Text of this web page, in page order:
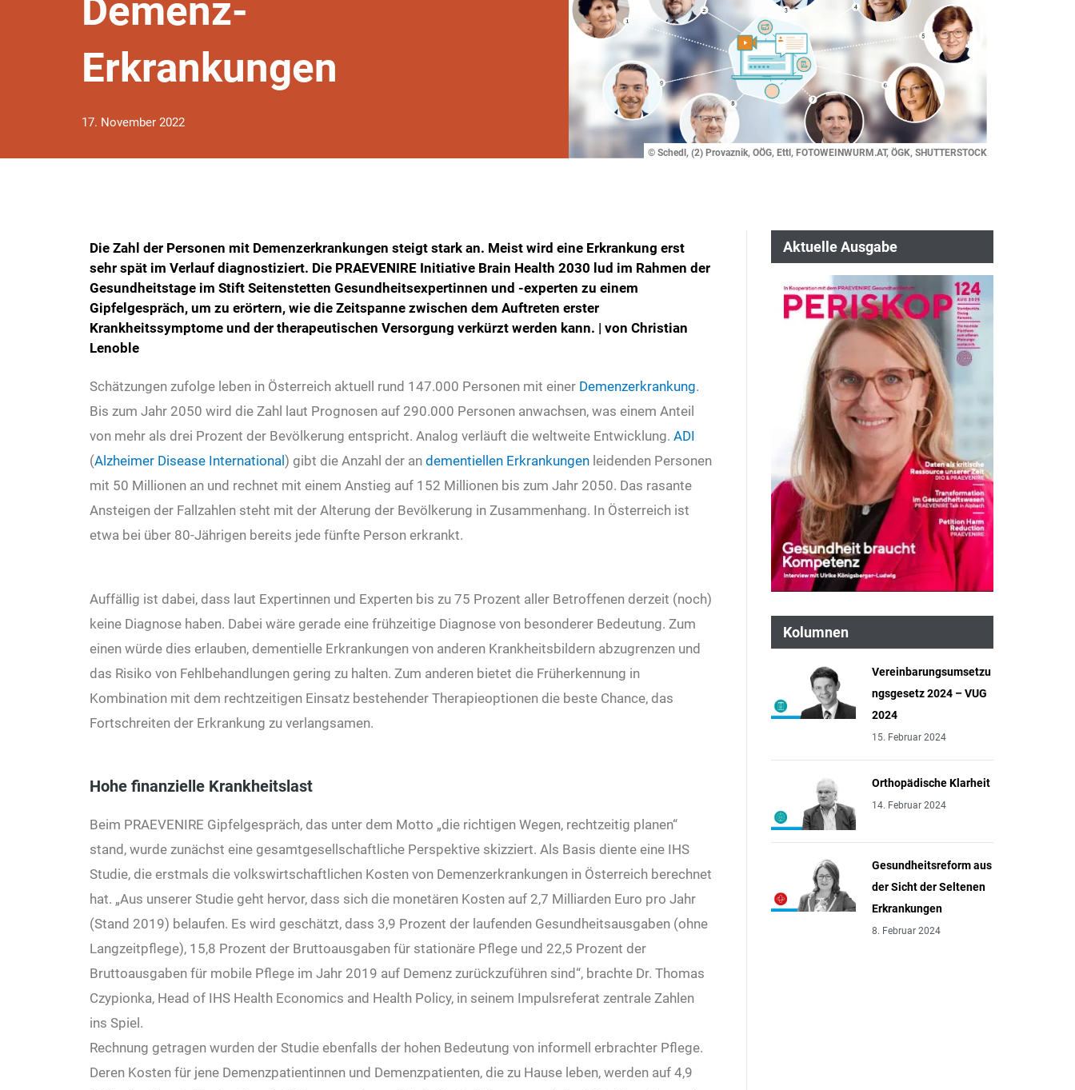
Demenz-
Erkrankungen
17. November 2022
© Schedl, (2) Provaznik, OÖG, Ettl, FOTOWEINWURM.AT, ÖGK, SHUTTERSTOCK
Die Zahl der Personen mit Demenzerkrankungen steigt stark an. Meist wird eine Erkrankung erst
sehr spät im Verlauf diagnostiziert. Die PRAEVENIRE Initiative Brain Health 2030 lud im Rahmen der
Gesundheitstage im Stift Seitenstetten Gesundheitsexpertinnen und -experten zu einem
Gipfelgespräch, um zu erörtern, wie die Zeitspanne zwischen dem Auftreten erster
Krankheitssymptome und der therapeutischen Versorgung verkürzt werden kann. | von Christian
Lenoble
Schätzungen zufolge leben in Österreich aktuell rund 147.000 Personen mit einer Demenzerkrankung.
Bis zum Jahr 2050 wird die Zahl laut Prognosen auf 290.000 Personen anwachsen, was einem Anteil
von mehr als drei Prozent der Bevölkerung entspricht. Analog verläuft die weltweite Entwicklung. ADI
(Alzheimer Disease International) gibt die Anzahl der an dementiellen Erkrankungen leidenden Personen
mit 50 Millionen an und rechnet mit einem Anstieg auf 152 Millionen bis zum Jahr 2050. Das rasante
Ansteigen der Fallzahlen steht mit der Alterung der Bevölkerung in Zusammenhang. In Österreich ist
etwa bei über 80-Jährigen bereits jede fünfte Person erkrankt.
Auffällig ist dabei, dass laut Expertinnen und Experten bis zu 75 Prozent aller Betroffenen derzeit (noch)
keine Diagnose haben. Dabei wäre gerade eine frühzeitige Diagnose von besonderer Bedeutung. Zum
einen würde dies erlauben, dementielle Erkrankungen von anderen Krankheitsbildern abzugrenzen und
das Risiko von Fehlbehandlungen gering zu halten. Zum anderen bietet die Früherkennung in
Kombination mit dem rechtzeitigen Einsatz bestehender Therapieoptionen die beste Chance, das
Fortschreiten der Erkrankung zu verlangsamen.
Hohe finanzielle Krankheitslast
Beim PRAEVENIRE Gipfelgespräch, das unter dem Motto „die richtigen Wegen, rechtzeitig planen“
stand, wurde zunächst eine gesamtgesellschaftliche Perspektive skizziert. Als Basis diente eine IHS
Studie, die erstmals die volkswirtschaftlichen Kosten von Demenzerkrankungen in Österreich berechnet
hat. „Aus unserer Studie geht hervor, dass sich die monetären Kosten auf 2,7 Milliarden Euro pro Jahr
(Stand 2019) belaufen. Es wird geschätzt, dass 3,9 Prozent der laufenden Gesundheitsausgaben (ohne
Langzeitpflege), 15,8 Prozent der Bruttoausgaben für stationäre Pflege und 22,5 Prozent der
Bruttoausgaben für mobile Pflege im Jahr 2019 auf Demenz zurückzuführen sind“, brachte Dr. Thomas
Czypionka, Head of IHS Health Economics and Health Policy, in seinem Impulsreferat zentrale Zahlen
ins Spiel.
Rechnung getragen wurden der Studie ebenfalls der hohen Bedeutung von informell erbrachter Pflege.
Deren Kosten für jene Demenzpatientinnen und Demenzpatienten, die zu Hause leben, werden auf 4,9
Aktuelle Ausgabe
Kolumnen
Vereinbarungsumsetzu
ngsgesetz 2024 – VUG
2024
15. Februar 2024
Orthopädische Klarheit
14. Februar 2024
Gesundheitsreform aus
der Sicht der Seltenen
Erkrankungen
8. Februar 2024